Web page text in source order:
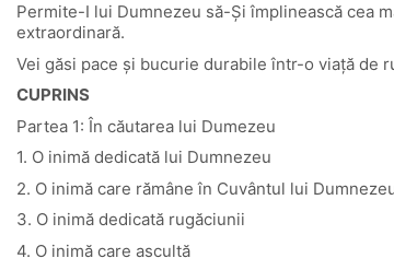
Permite-I lui Dumnezeu să-Și împlinească cea
extraordinară.
Vei găsi pace și bucurie durabile într-o viață de
CUPRINS
Partea 1: În căutarea lui Dumezeu
1. O inimă dedicată lui Dumnezeu
2. O inimă care rămâne în Cuvântul lui
3. O inimă dedicată rugăciunii
4. O inimă care ascultă